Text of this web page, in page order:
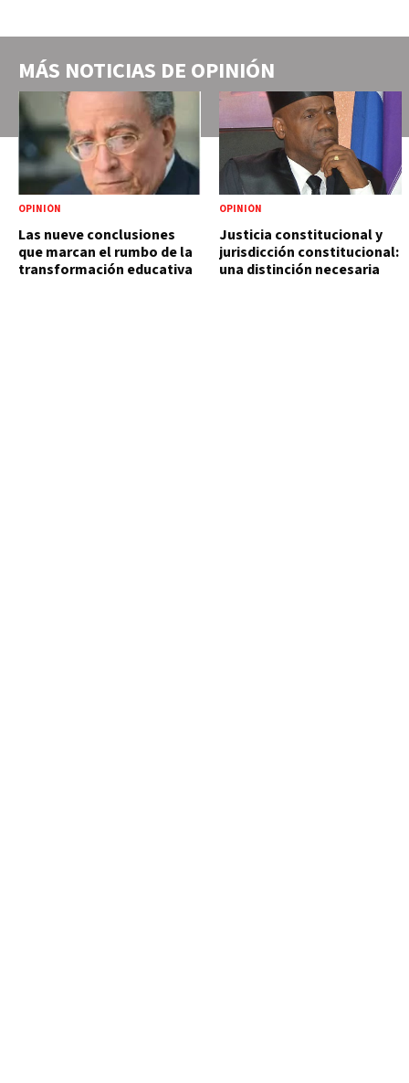
MÁS NOTICIAS DE OPINIÓN
OPINIÓN
Las nueve conclusiones
que marcan el rumbo de la
transformación educativa
OPINIÓN
Justicia constitucional y
jurisdicción constitucional:
una distinción necesaria